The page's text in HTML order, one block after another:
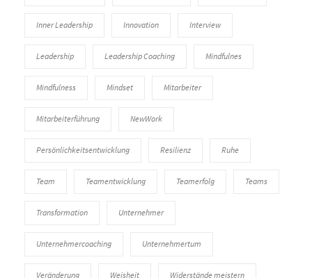
Inner Leadership Innovation Interview
Leadership Leadership Coaching Mindfulnes
Mindfulness Mindset Mitarbeiter
Mitarbeiterführung NewWork
Persönlichkeitsentwicklung Resilienz Ruhe
Team Teamentwicklung Teamerfolg Teams
Transformation Unternehmer
Unternehmercoaching Unternehmertum
Veränderung Weisheit Widerstände meistern